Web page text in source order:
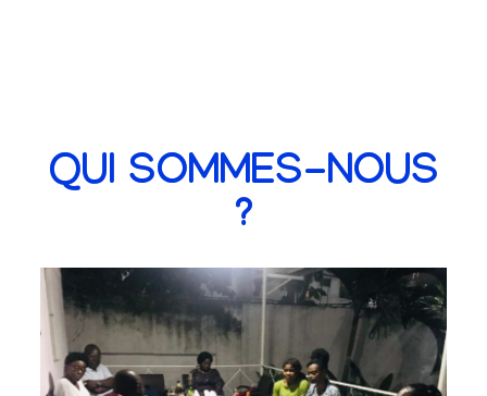
QUI SOMMES-NOUS
?